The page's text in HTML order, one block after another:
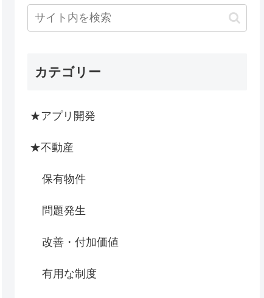
カテゴリー
★アプリ開発
★不動産
保有物件
問題発生
改善・付加価値
有用な制度